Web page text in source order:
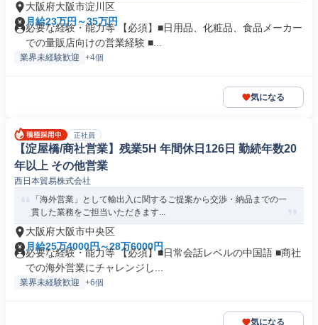
大阪府大阪市淀川区
月給23万円～35万円
必要な経験・能力等 【必須】■日用品、化粧品、食品メーカー
での量販店向けの営業経験 ■...
業界未経験歓迎 +4個
気になる
正社員
【淀屋橋/商社営業】残業5H 年間休日126日 勤続年数20
年以上 その他営業
西日本貿易株式会社
「海外営業」として輸出入に関するご提案から交渉・納品までの一
貫した業務をご担当いただきます...
大阪府大阪市中央区
月給25万4000円～28万6000円
必要な経験・能力等 【必須】■日常会話レベルの中国語 ■商社
での海外営業にチャレンジし...
業界未経験歓迎 +6個
気になる